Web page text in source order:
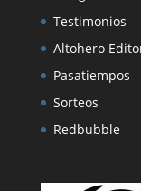
Testimonios
Altohero
Pasatiempos
Sorteos
Redbubble